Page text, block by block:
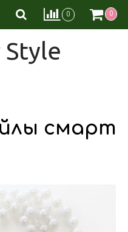
0 0
Style
смарт